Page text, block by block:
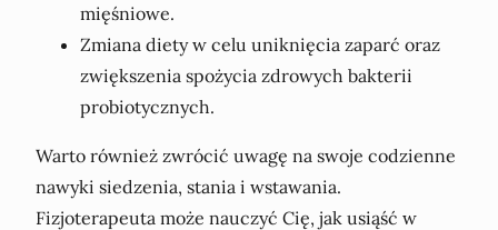
mięśniowe.
Zmiana diety w celu uniknięcia zaparć oraz
zwiększenia spożycia zdrowych bakterii
probiotycznych.
Warto również zwrócić uwagę na swoje codzienne
nawyki siedzenia, stania i wstawania.
Fizjoterapeuta może nauczyć Cię, jak usiąść w